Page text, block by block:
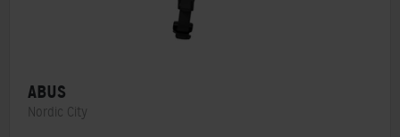
ABUS
Nordic City